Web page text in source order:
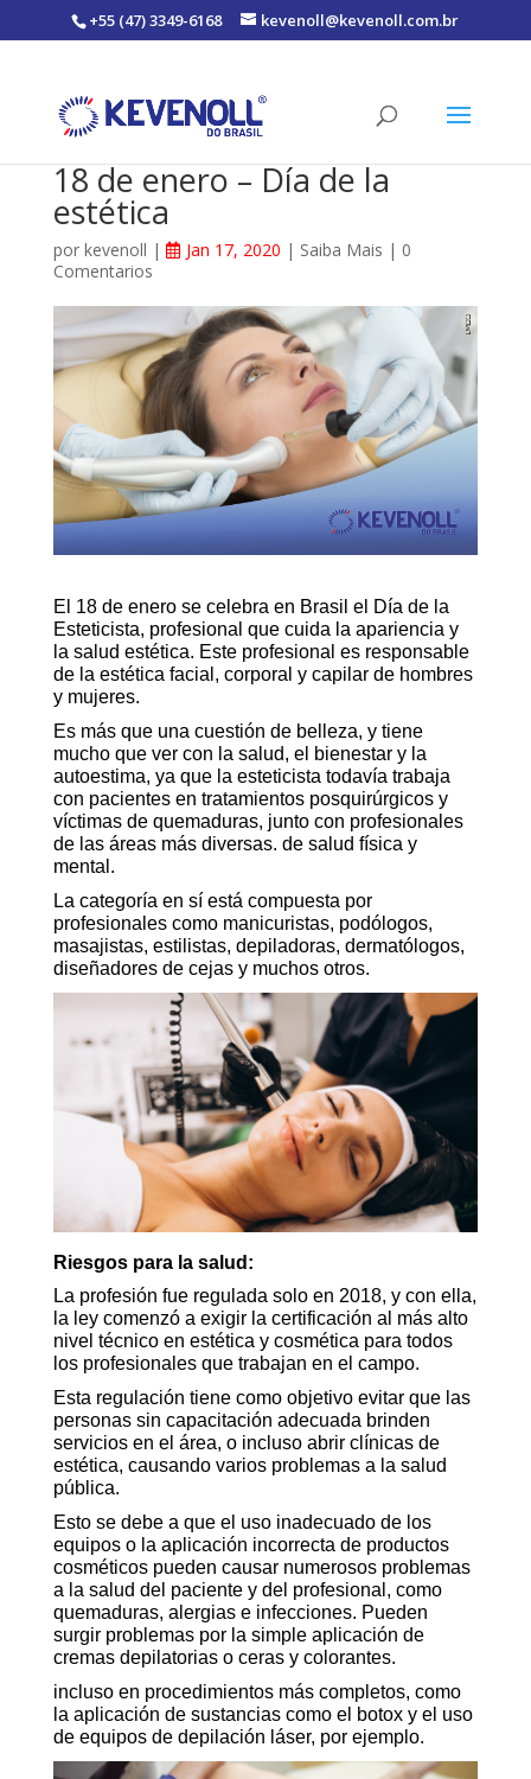
+55 (47) 3349-6168 kevenoll@kevenoll.com.br
18 de enero – Día de la
estética
por kevenoll | Jan 17, 2020 | Saiba Mais | 0
Comentarios
El 18 de enero se celebra en Brasil el Día de la
Esteticista, profesional que cuida la apariencia y
la salud estética. Este profesional es responsable
de la estética facial, corporal y capilar de hombres
y mujeres.
Es más que una cuestión de belleza, y tiene
mucho que ver con la salud, el bienestar y la
autoestima, ya que la esteticista todavía trabaja
con pacientes en tratamientos posquirúrgicos y
víctimas de quemaduras, junto con profesionales
de las áreas más diversas. de salud física y
mental.
La categoría en sí está compuesta por
profesionales como manicuristas, podólogos,
masajistas, estilistas, depiladoras, dermatólogos,
diseñadores de cejas y muchos otros.
Riesgos para la salud:
La profesión fue regulada solo en 2018, y con ella,
la ley comenzó a exigir la certificación al más alto
nivel técnico en estética y cosmética para todos
los profesionales que trabajan en el campo.
Esta regulación tiene como objetivo evitar que las
personas sin capacitación adecuada brinden
servicios en el área, o incluso abrir clínicas de
estética, causando varios problemas a la salud
pública.
Esto se debe a que el uso inadecuado de los
equipos o la aplicación incorrecta de productos
cosméticos pueden causar numerosos problemas
a la salud del paciente y del profesional, como
quemaduras, alergias e infecciones. Pueden
surgir problemas por la simple aplicación de
cremas depilatorias o ceras y colorantes.
incluso en procedimientos más completos, como
la aplicación de sustancias como el botox y el uso
de equipos de depilación láser, por ejemplo.